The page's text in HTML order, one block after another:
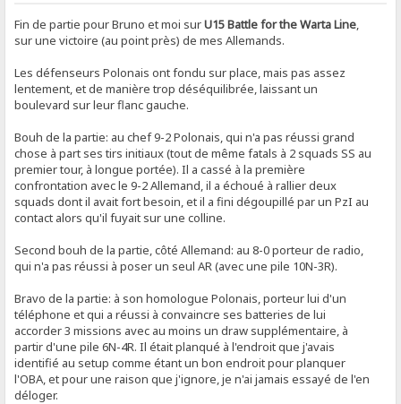
Fin de partie pour Bruno et moi surU15 Battle for the Warta Line,
sur une victoire (au point près) de mes Allemands.
Les défenseurs Polonais ont fondu sur place, mais pas assez
lentement, et de manière trop déséquilibrée, laissant un
boulevard sur leur flanc gauche.
Bouh de la partie: au chef 9-2 Polonais, qui n'a pas réussi grand
chose à part ses tirs initiaux (tout de même fatals à 2 squads SS au
premier tour, à longue portée). Il a cassé à la première
confrontation avec le 9-2 Allemand, il a échoué à rallier deux
squads dont il avait fort besoin, et il a fini dégoupillé par un PzI au
contact alors qu'il fuyait sur une colline.
Second bouh de la partie, côté Allemand: au 8-0 porteur de radio,
qui n'a pas réussi à poser un seul AR (avec une pile 10N-3R).
Bravo de la partie: à son homologue Polonais, porteur lui d'un
téléphone et qui a réussi à convaincre ses batteries de lui
accorder 3 missions avec au moins un draw supplémentaire, à
partir d'une pile 6N-4R. Il était planqué à l'endroit que j'avais
identifié au setup comme étant un bon endroit pour planquer
l'OBA, et pour une raison que j'ignore, je n'ai jamais essayé de l'en
déloger.